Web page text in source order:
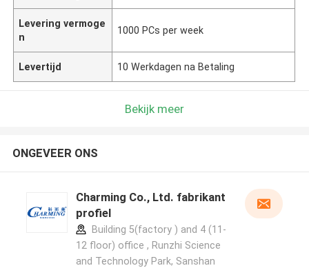
Levering vermoge
n
1000 PCs per week
Levertijd 10 Werkdagen na Betaling
Bekijk meer
ONGEVEER ONS
Charming Co., Ltd. fabrikant
profiel
Building 5(factory ) and 4 (11-
12 floor) office , Runzhi Science
and Technology Park, Sanshan